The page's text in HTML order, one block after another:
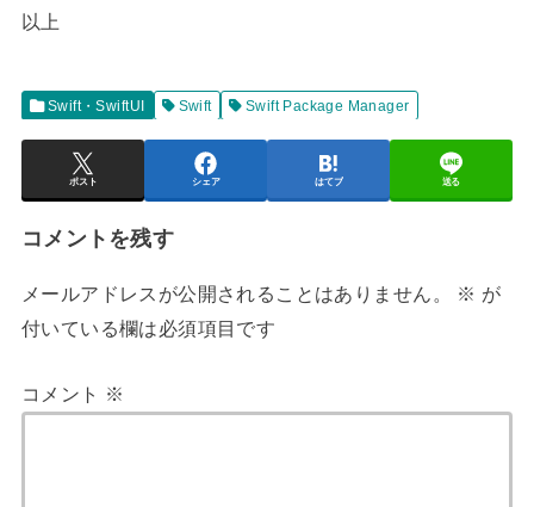
以上
Swift・SwiftUI Swift Swift Package Manager
ポスト シェア はてブ 送る
コメントを残す
メールアドレスが公開されることはありません。 ※ が
付いている欄は必須項目です
コメント ※